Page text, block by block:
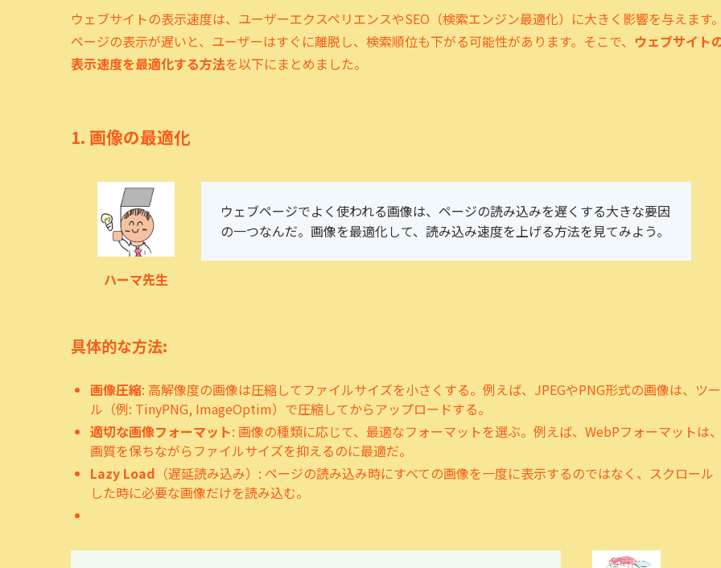
ウェブサイトの表示速度は、ユーザーエクスペリエンスやSEO（検索エンジン最適化）に大きく影響を与えます
ページの表示が遅いと、ユーザーはすぐに離脱し、検索順位も下がる可能性があります。そこで、 ウェブサイト
表示速度を最適化する方法を以下にまとめました。
1. 画像の最適化
ハーマ先生
ウェブページでよく使われる画像は、ページの読み込みを遅くする大きな要因
の一つなんだ。画像を最適化して、読み込み速度を上げる方法を見てみよう。
具体的な方法:
画像圧縮: 高解像度の画像は圧縮してファイルサイズを小さくする。例えば、JPEGやPNG形式の画像は、ツー
ル（例: TinyPNG, ImageOptim）で圧縮してからアップロードする。
適切な画像フォーマット: 画像の種類に応じて、最適なフォーマットを選ぶ。例えば、WebPフォーマットは
画質を保ちながらファイルサイズを抑えるのに最適だ。
Lazy Load （遅延読み込み）: ページの読み込み時にすべての画像を一度に表示するのではなく、スクロール
した時に必要な画像だけを読み込む。